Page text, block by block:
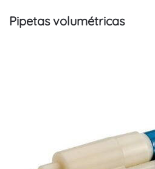
Pipetas volumétricas